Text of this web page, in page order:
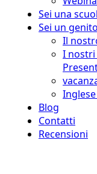
Sei una
Sei un
Il
I nostri
Blog
Contatti
Recensioni